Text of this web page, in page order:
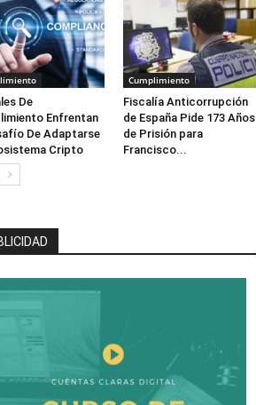
De
Enfrentan
De Adaptarse
Cripto
Cumplimiento
Fiscalía Anticorrupción
de España Pide 173 Años
de Prisión para
Francisco...